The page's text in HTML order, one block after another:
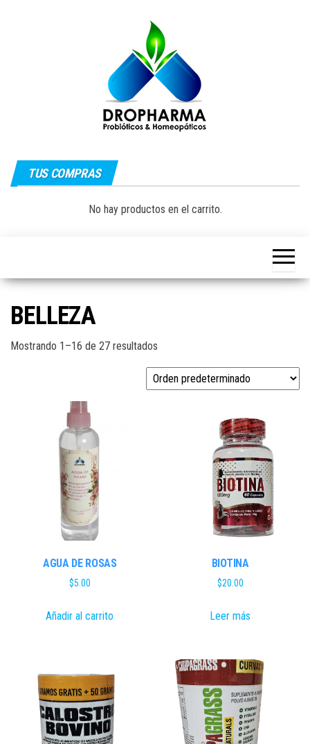
y Natural
Natural|
Guayaquil –
TUS COMPRAS
No hay productos en el carrito.
BELLEZA
Mostrando 1–16 de 27 resultados
AGUA DE ROSAS
$5.00
Añadir al carrito
BIOTINA
$20.00
Leer más